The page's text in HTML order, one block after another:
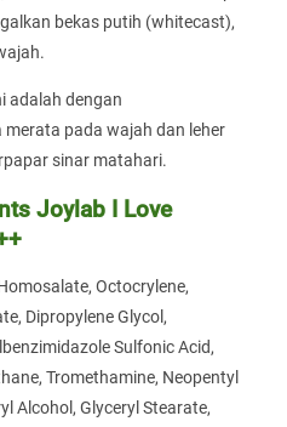
bekas putih (whitecast),
adalah dengan
pada wajah dan leher
sinar matahari.
Joylab I Love
Octocrylene,
Dipropylene Glycol,
Sulfonic Acid,
Tromethamine, Neopentyl
Alcohol, Glyceryl Stearate,